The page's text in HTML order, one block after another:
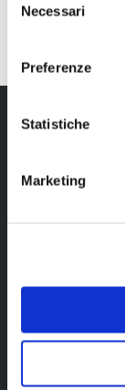
delNecessari
Preferenze
Statistiche
Marketing